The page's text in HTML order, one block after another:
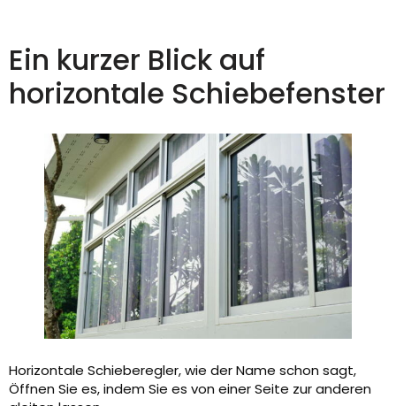
Ein kurzer Blick auf
horizontale Schiebefenster
Horizontale Schieberegler, wie der Name schon sagt,
Öffnen Sie es, indem Sie es von einer Seite zur anderen